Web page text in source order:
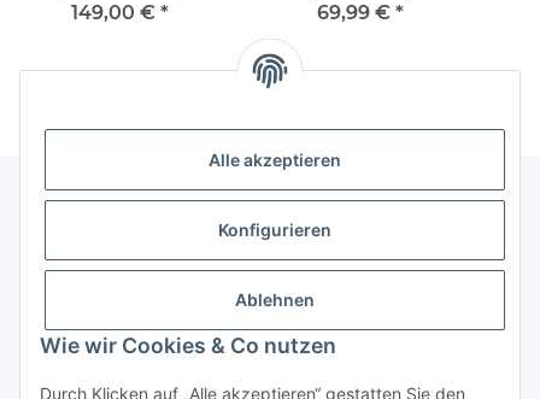
Alle akzeptieren
Konfigurieren
Ablehnen
Wie wir Cookies & Co nutzen
Durch Klicken auf „Alle akzeptieren“ gestatten Sie den
149,00 € *
69,99 € *
Gesetzliche Informationen
Vertrag widerrufen